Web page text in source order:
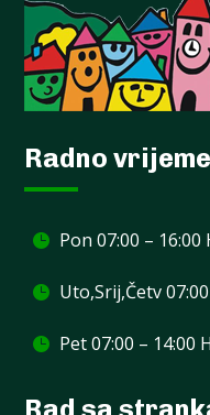
Radno vrijeme
Pon 07:00 – 16:00
Uto,Srij,Četv
Pet 07:00 – 14:00 H